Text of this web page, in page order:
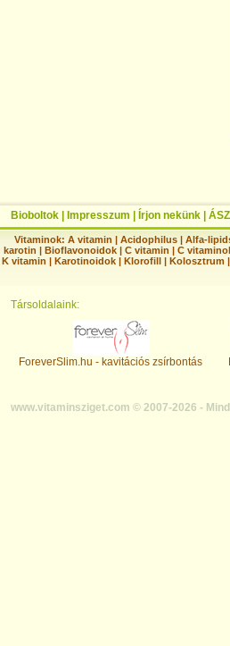
Bioboltok Impresszum Írjon nekünk
Vitaminok: A vitamin |Acidophilus |Alfa-
karotin | Bioflavonoidok | C vitamin | C
K vitamin | Karotinoidok | Klorofill | Kolosztrum |
Társoldalaink:
ForeverSlim.hu - kavitációs zsírbontás
www.vitaminsziget.com © 2007-2026 -